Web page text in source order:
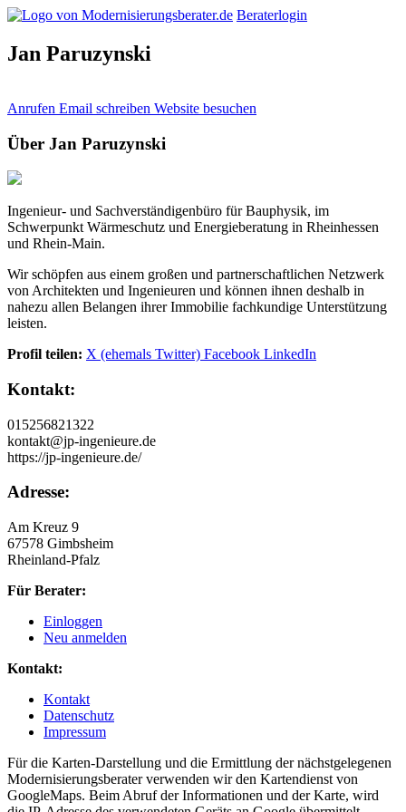
Beraterlogin
Jan Paruzynski
Anrufen Email schreiben Website besuchen
Über Jan Paruzynski
Ingenieur- und Sachverständigenbüro für Bauphysik, im
Schwerpunkt Wärmeschutz und Energieberatung in Rheinhessen
und Rhein-Main.
Wir schöpfen aus einem großen und partnerschaftlichen Netzwerk
von Architekten und Ingenieuren und können ihnen deshalb in
nahezu allen Belangen ihrer Immobilie fachkundige Unterstützung
leisten.
Profil teilen: X (ehemals Twitter) Facebook LinkedIn
Kontakt:
015256821322
kontakt@jp-ingenieure.de
https://jp-ingenieure.de/
Adresse:
Am Kreuz 9
67578 Gimbsheim
Rheinland-Pfalz
Für Berater:
Einloggen
Neu anmelden
Kontakt:
Kontakt
Datenschutz
Impressum
Für die Karten-Darstellung und die Ermittlung der nächstgelegenen
Modernisierungsberater verwenden wir den Kartendienst von
GoogleMaps. Beim Abruf der Informationen und der Karte, wird